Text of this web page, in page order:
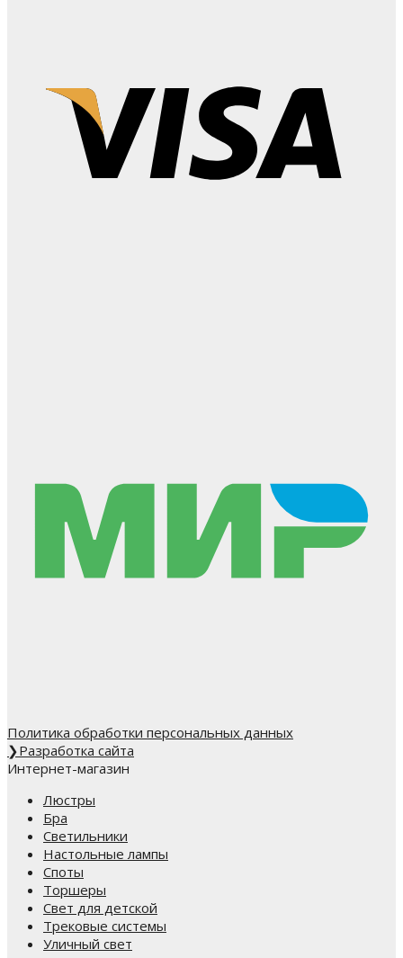
Политика обработки персональных данных
❯Разработка сайта
Интернет-магазин
Люстры
Бра
Светильники
Настольные лампы
Споты
Торшеры
Свет для детской
Трековые системы
Уличный свет